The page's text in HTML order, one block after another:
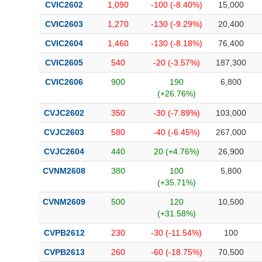
CVIC2602 1,090 -100 (-8.40%) 15,000
CVIC2603 1,270 -130 (-9.29%) 20,400
CVIC2604 1,460 -130 (-8.18%) 76,400
CVIC2605 540 -20 (-3.57%) 187,300
CVIC2606 900
190
(+26.76%)
6,800
CVJC2602 350 -30 (-7.89%) 103,000
CVJC2603 580 -40 (-6.45%) 267,000
CVJC2604 440 20 (+4.76%) 26,900
CVNM2608 380
100
(+35.71%)
5,800
CVNM2609 500
120
(+31.58%)
10,500
CVPB2612 230 -30 (-11.54%) 100
CVPB2613 260 -60 (-18.75%) 70,500